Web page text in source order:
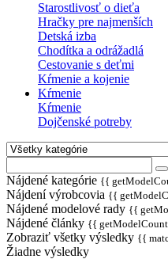
Starostlivosť o dieťa
Hračky pre najmenších
Detská izba
Chodítka a odrážadlá
Cestovanie s deťmi
Kŕmenie a kojenie
Kŕmenie
Kŕmenie
Dojčenské potreby
Nájdené kategórie {{
Nájdení výrobcovia {{
Nájdené modelové rady {{
Nájdené články {{
Zobraziť všetky výsledky {{
Žiadne výsledky